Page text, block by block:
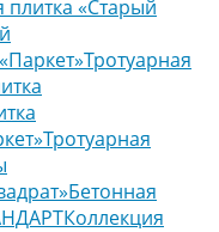
плитка «Старый
Тротуарная
Тротуарная
Бетонная
Коллекция